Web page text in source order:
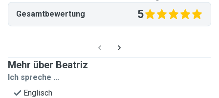
Gesamtbewertung 5
Mehr über Beatriz
Ich spreche ...
Englisch